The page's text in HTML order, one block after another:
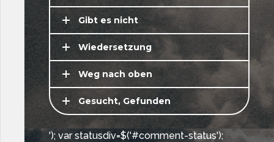
Gibt es nicht
Wiedersetzung
Weg nach oben
Gesucht, Gefunden
'); var statusdiv=$('#comment-status');